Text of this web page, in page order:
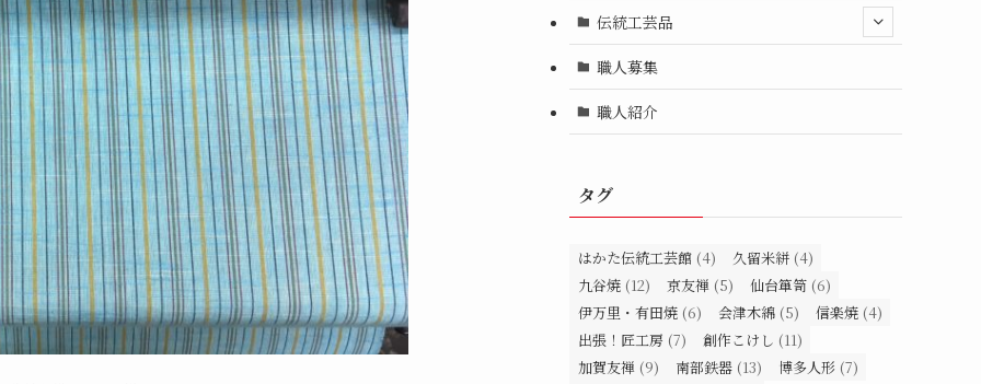
伝統工芸品
職人募集
職人紹介
タグ
はかた伝統工芸館 (4) 久留米絣 (4)
九谷焼 (12) 京友禅 (5) 仙台箪笥 (6)
伊万里・有田焼 (6) 会津木綿 (5) 信楽焼 (4)
出張！匠工房 (7) 創作こけし (11)
加賀友禅 (9) 南部鉄器 (13) 博多人形 (7)